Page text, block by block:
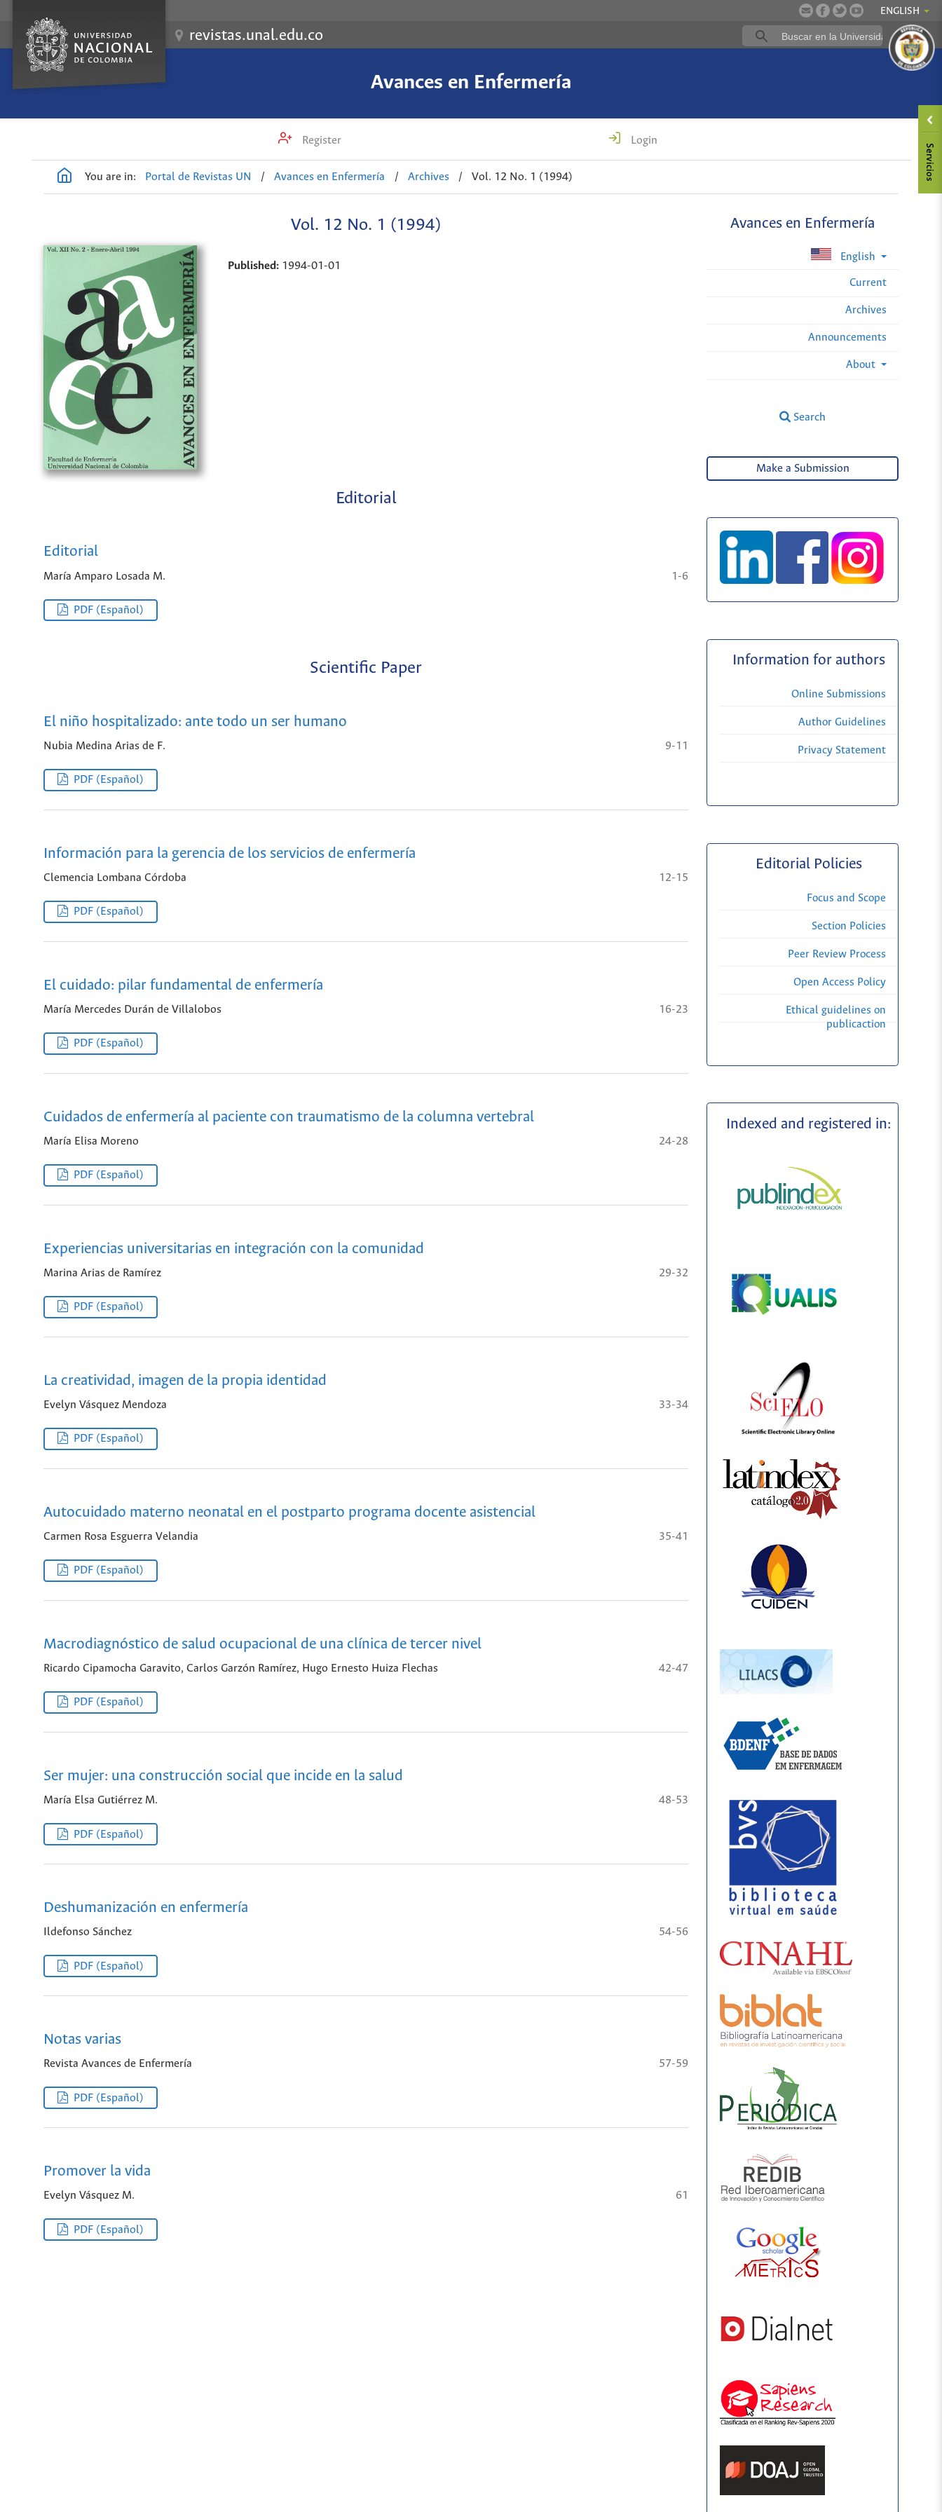
ENGLISH
revistas.unal.edu.co
Avances en Enfermería
Register Login
You are in: Portal de Revistas UN / Avances en Enfermería / Archives / Vol. 12 No. 1 (1994)
Avances en Enfermería
English
Current
Archives
Announcements
About
Search
Vol. 12 No. 1 (1994)
Published: 1994-01-01
Editorial
Editorial
María Amparo Losada M. 1-6
PDF (Español)
Scientific Paper
El niño hospitalizado: ante todo un ser humano
Nubia Medina Arias de F. 9-11
PDF (Español)
Información para la gerencia de los servicios de enfermería
Clemencia Lombana Córdoba 12-15
PDF (Español)
El cuidado: pilar fundamental de enfermería
María Mercedes Durán de Villalobos 16-23
PDF (Español)
Cuidados de enfermería al paciente con traumatismo de la columna vertebral
María Elisa Moreno 24-28
PDF (Español)
Experiencias universitarias en integración con la comunidad
Marina Arias de Ramírez 29-32
PDF (Español)
La creatividad, imagen de la propia identidad
Evelyn Vásquez Mendoza 33-34
PDF (Español)
Autocuidado materno neonatal en el postparto programa docente asistencial
Carmen Rosa Esguerra Velandia 35-41
PDF (Español)
Macrodiagnóstico de salud ocupacional de una clínica de tercer nivel
Ricardo Cipamocha Garavito, Carlos Garzón Ramírez, Hugo Ernesto Huiza Flechas 42-47
PDF (Español)
Ser mujer: una construcción social que incide en la salud
María Elsa Gutiérrez M. 48-53
PDF (Español)
Deshumanización en enfermería
Ildefonso Sánchez 54-56
PDF (Español)
Notas varias
Revista Avances de Enfermería 57-59
PDF (Español)
Promover la vida
Evelyn Vásquez M. 61
PDF (Español)
Make a Submission
Information for authors
Online Submissions
Author Guidelines
Privacy Statement
Editorial Policies
Focus and Scope
Section Policies
Peer Review Process
Open Access Policy
Ethical guidelines on
publicaction
Indexed and registered in: